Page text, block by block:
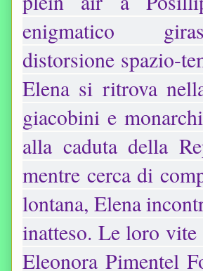
enigmatico
distorsione spazio-
Elena si ritrova
giacobini e
alla caduta della
mentre cerca di
lontana, Elena
inatteso. Le loro
Eleonora Pimentel